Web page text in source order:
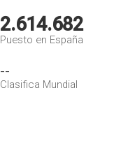
2.614.682
Puesto en España
--
Clasifica Mundial